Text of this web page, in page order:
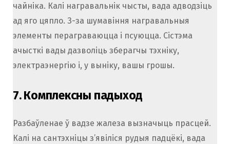
чайніка. Калі награвальнік чысты, вада адводзіць
ад яго цяпло. З-за шумавіння награвальныя
элементы пераграваюцца і псуюцца. Сістэма
ачысткі вады дазволіць зберагчы тэхніку,
электраэнергію і, у выніку, вашы грошы.
7.Комплексны падыход
Разбаўленае ў вадзе жалеза вызначыць прасцей.
Калі на сантэхніцы з’явіліся рудыя падцёкі, вада